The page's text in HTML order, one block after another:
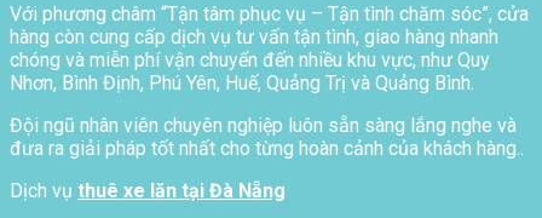
Với phương châm “Tận tâm phục vụ – Tận tình chăm sóc”, cửa
hàng còn cung cấp dịch vụ tư vấn tận tình, giao hàng nhanh
chóng và miễn phí vận chuyển đến nhiều khu vực, như Quy
Nhơn, Bình Định, Phú Yên, Huế, Quảng Trị và Quảng Bình.
Đội ngũ nhân viên chuyên nghiệp luôn sẵn sàng lắng nghe và
đưa ra giải pháp tốt nhất cho từng hoàn cảnh của khách hàng..
Dịch vụ thuê xe lăn tại Đà Nẵng